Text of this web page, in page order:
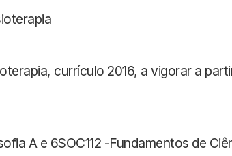
currículo 2016, a vigorar a
A e 6SOC112 -Fundamentos de